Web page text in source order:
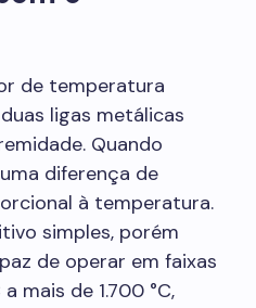
de temperatura
ligas metálicas
Quando
diferença de
à temperatura.
simples, porém
de operar em faixas
mais de 1.700 °C,